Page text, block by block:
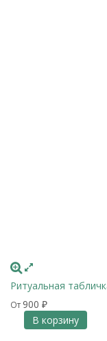
Ритуальная
От 900 ₽
В корзину